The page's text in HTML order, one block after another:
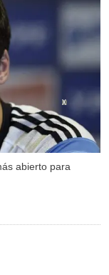
abierto para
X